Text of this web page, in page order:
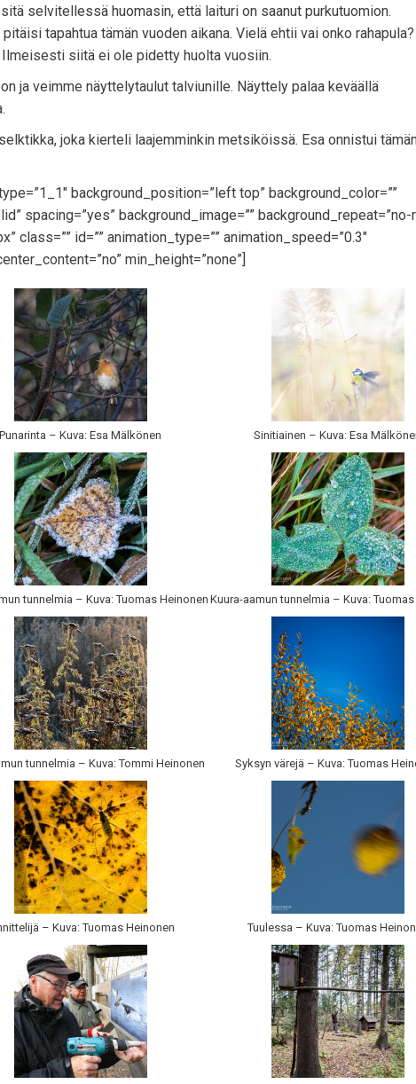
selvitellessä huomasin, että laituri on saanut purkutuomion.
tapahtua tämän vuoden aikana. Vielä ehtii vai onko
siitä ei ole pidetty huolta vuosiin.
ja veimme näyttelytaulut talviunille. Näyttely palaa keväällä
joka kierteli laajemminkin metsiköissä. Esa onnistui
background_position=”left top” background_color=””
spacing=”yes” background_image=”” background_repeat=”no-
class=”” id=”” animation_type=”” animation_speed=”0.3″
min_height=”none”]
Punarinta – Kuva: Esa Mälkönen Sinitiainen – Kuva: Esa
tunnelmia – Kuva: Tuomas Heinonen Kuura-aamun tunnelmia – Kuva:
tunnelmia – Kuva: Tommi Heinonen Syksyn värejä – Kuva: Tuomas
– Kuva: Tuomas Heinonen Tuulessa – Kuva: Tuomas